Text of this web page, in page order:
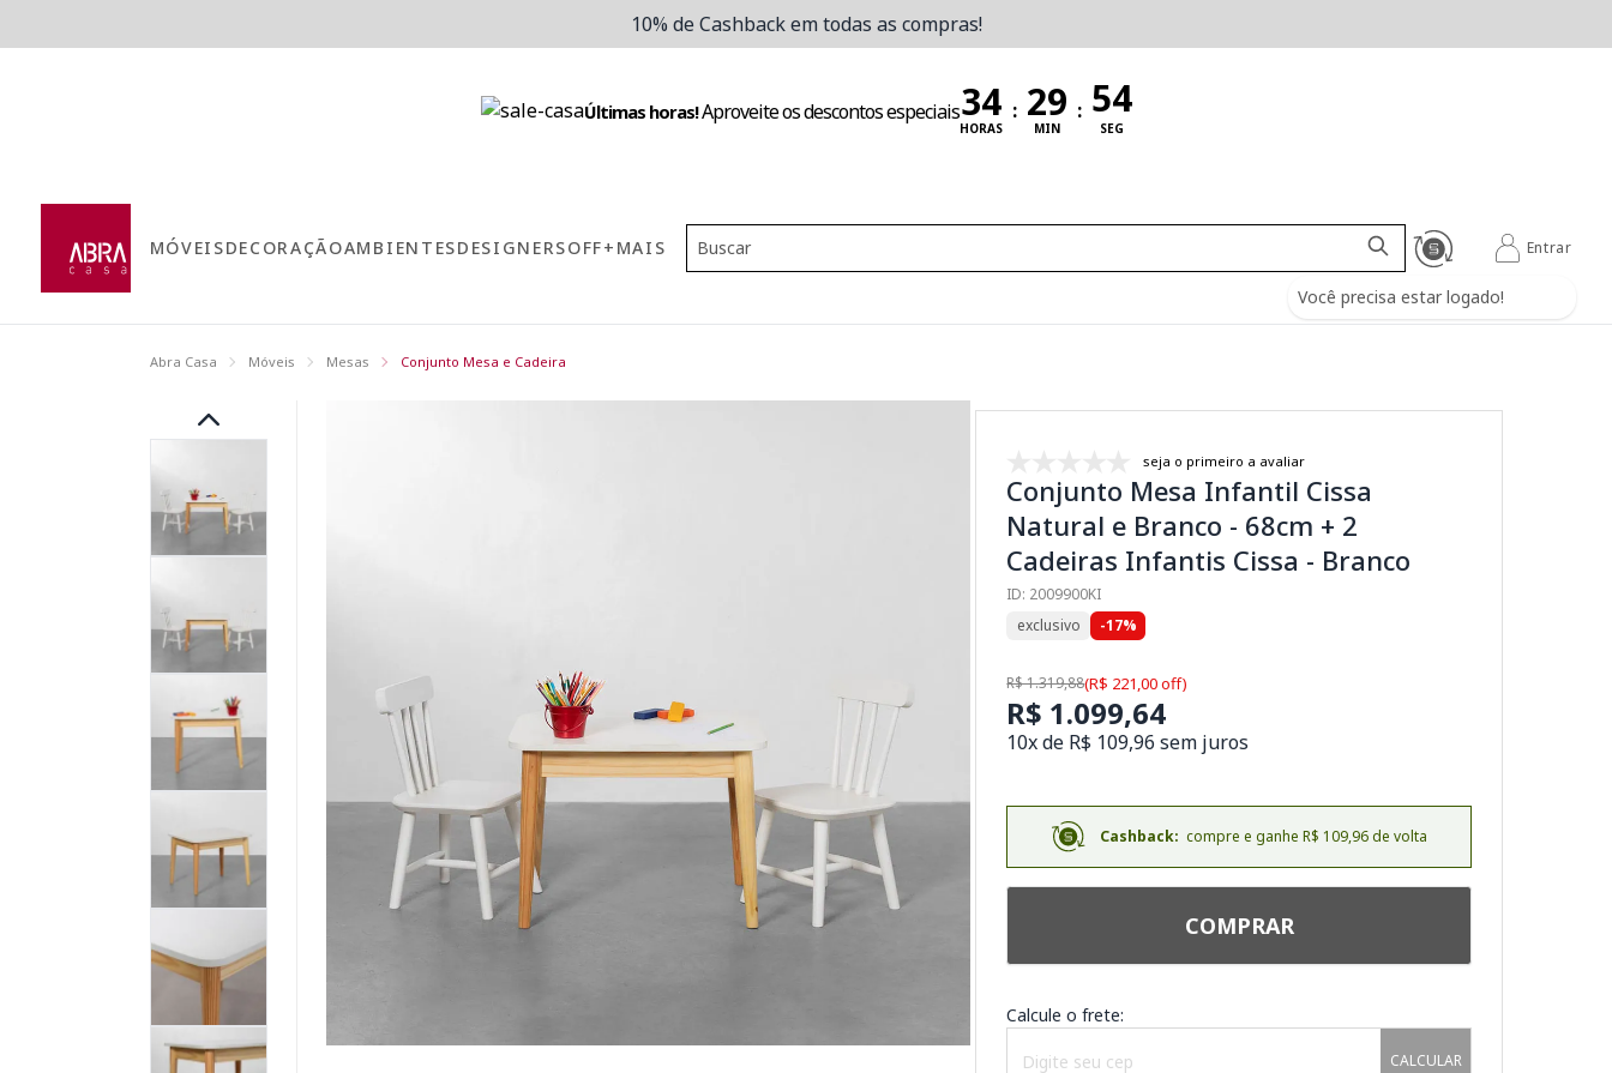
10% de Cashback em todas as compras!
Últimas horas!Aproveite os descontos especiais
HORAS
:
MIN
:
SEG
MÓVEISDECORAÇÃOAMBIENTESDESIGNERSOFF+MAIS
Você precisa estar logado!
Entrar
Abra Casa Móveis Mesas Conjunto Mesa e Cadeira
seja o primeiro a avaliar
Conjunto Mesa Infantil Cissa
Natural e Branco - 68cm + 2
Cadeiras Infantis Cissa - Branco
ID: 2009900KI
exclusivo
-17%
R$ 1.319,88(R$ 221,00 off)
R$ 1.099,64
10x de R$ 109,96 sem juros
Cashback: compre e ganhe R$ 109,96 de volta
COMPRAR
Calcule o frete:
CALCULAR